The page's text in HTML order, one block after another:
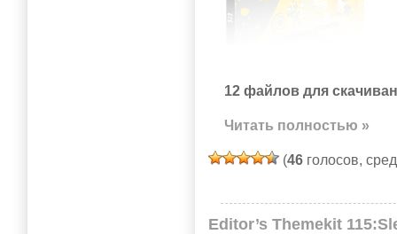
12 файлов для
Читать полностью »
(46 голосов,
Editor’s Themekit